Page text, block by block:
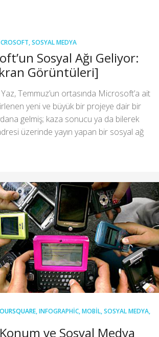
,SOSYAL MEDYA
Sosyal Ağı Geliyor:
Görüntüleri]
Temmuz’un ortasında Microsoft’a ait
yeni ve büyük bir projeye dair bir
gelmiş; kaza sonucu ya da bilerek
üzerinde yayın yapan bir sosyal ağ
,INFOGRAPHIC,MOBIL,SOSYAL MEDYA,
ve Sosyal Medya